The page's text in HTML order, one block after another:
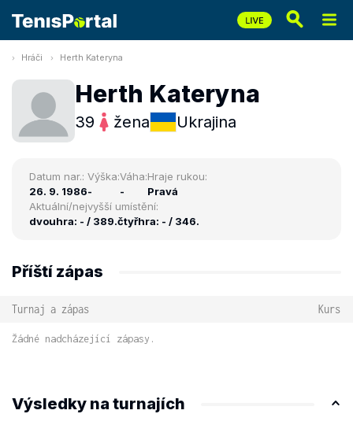
Hráči Herth Kateryna
Herth Kateryna
39 žena Ukrajina
Datum nar.:
26. 9. 1986
Výška:
-
Váha:
-
Hraje rukou:
Pravá
Aktuální/nejvyšší umístění:
dvouhra: - / 389.čtyřhra: - / 346.
Příští zápas
Turnaj a zápas Kurs
Žádné nadcházející zápasy.
Výsledky na turnajích